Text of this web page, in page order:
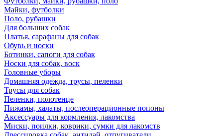
Майки, футболки
Поло, рубашки
Для больших собак
Платья, сарафаны для собак
Обувь и носки
Ботинки, сапоги для собак
Носки для собак, воск
Головные уборы
Домашняя одежда, трусы, пеленки
Трусы для собак
Пеленки, полотенце
Пижамы, халаты, послеоперационные попоны
Аксессуары для кормления, лакомства
Миски, поилки, коврики, сумки для лакомств